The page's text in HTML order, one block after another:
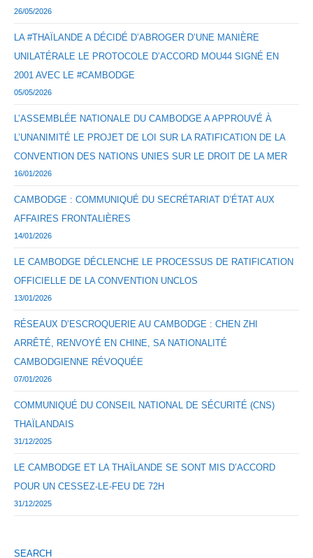
26/05/2026
LA #THAÏLANDE A DÉCIDÉ D’ABROGER D’UNE MANIÈRE
UNILATÉRALE LE PROTOCOLE D’ACCORD MOU44 SIGNÉ EN
2001 AVEC LE #CAMBODGE
05/05/2026
L’ASSEMBLÉE NATIONALE DU CAMBODGE A APPROUVÉ À
L’UNANIMITÉ LE PROJET DE LOI SUR LA RATIFICATION DE LA
CONVENTION DES NATIONS UNIES SUR LE DROIT DE LA MER
16/01/2026
CAMBODGE : COMMUNIQUÉ DU SECRÉTARIAT D’ÉTAT AUX
AFFAIRES FRONTALIÈRES
14/01/2026
LE CAMBODGE DÉCLENCHE LE PROCESSUS DE RATIFICATION
OFFICIELLE DE LA CONVENTION UNCLOS
13/01/2026
RÉSEAUX D’ESCROQUERIE AU CAMBODGE : CHEN ZHI
ARRÊTÉ, RENVOYÉ EN CHINE, SA NATIONALITÉ
CAMBODGIENNE RÉVOQUÉE
07/01/2026
COMMUNIQUÉ DU CONSEIL NATIONAL DE SÉCURITÉ (CNS)
THAÏLANDAIS
31/12/2025
LE CAMBODGE ET LA THAÏLANDE SE SONT MIS D’ACCORD
POUR UN CESSEZ-LE-FEU DE 72H
31/12/2025
SEARCH